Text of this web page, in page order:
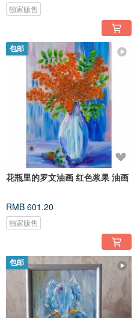
独家贩售
包邮
花瓶里的罗文油画 红色浆果 油画
RMB 601.20
独家贩售
包邮